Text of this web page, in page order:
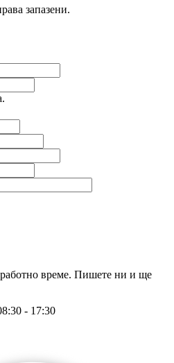
запазени.
време. Пишете ни и ще
- 17:30